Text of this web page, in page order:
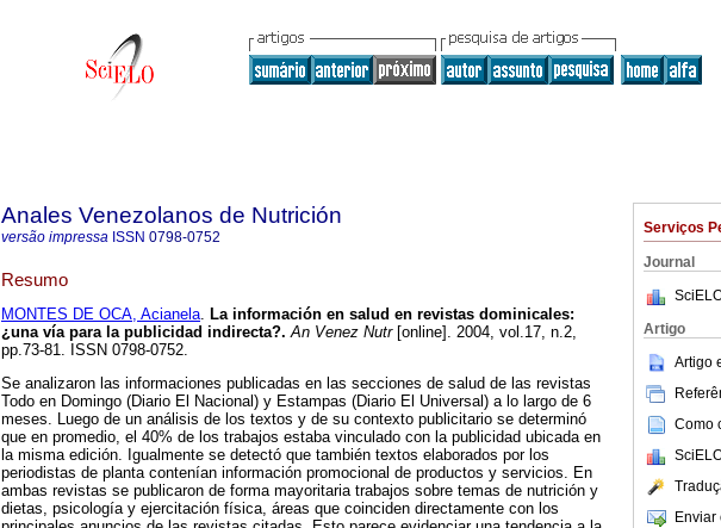
Serviços
Journal
Artigo
Artigo
Como
Enviar
Anales Venezolanos de Nutrición
versão impressa ISSN 0798-0752
Resumo
MONTES DE OCA, Acianela. La información en salud en revistas dominicales:
¿una vía para la publicidad indirecta?. An Venez Nutr[online]. 2004, vol.17, n.2,
pp.73-81. ISSN 0798-0752.
Se analizaron las informaciones publicadas en las secciones de salud de las revistas
Todo en Domingo (Diario El Nacional) y Estampas (Diario El Universal) a lo largo de 6
meses. Luego de un análisis de los textos y de su contexto publicitario se determinó
que en promedio, el 40% de los trabajos estaba vinculado con la publicidad ubicada en
la misma edición. Igualmente se detectó que también textos elaborados por los
periodistas de planta contenían información promocional de productos y servicios. En
ambas revistas se publicaron de forma mayoritaria trabajos sobre temas de nutrición y
dietas, psicología y ejercitación física, áreas que coinciden directamente con los